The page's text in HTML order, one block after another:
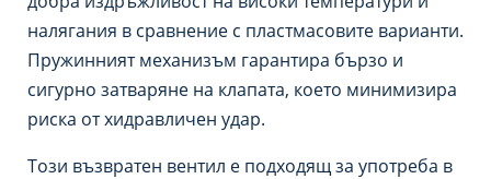
налягания в сравнение с пластмасовите варианти.
Пружинният механизъм гарантира бързо и
сигурно затваряне на клапата, което минимизира
риска от хидравличен удар.
Този възвратен вентил е подходящ за употреба в